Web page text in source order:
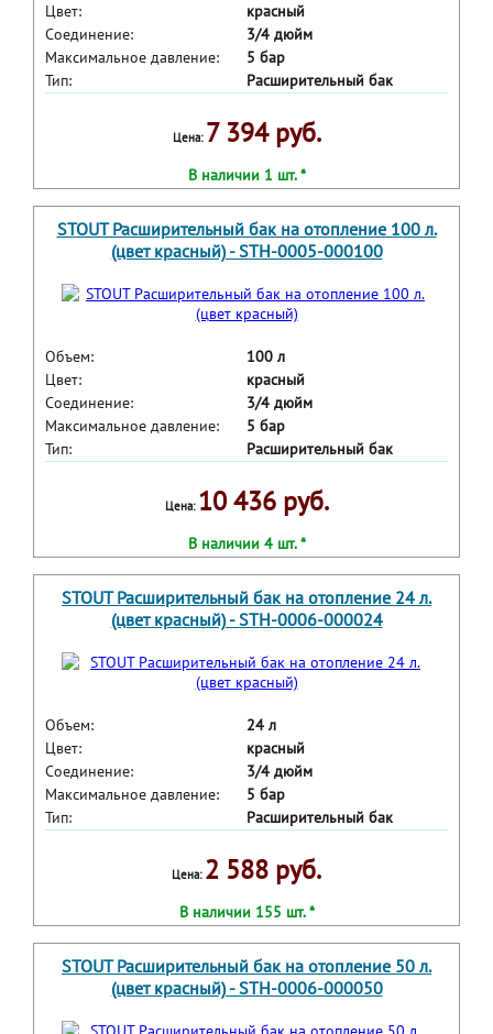
Цвет:
красный
Соединение:
3/4 дюйм
Максимальное давление:
5 бар
Тип:
Расширительный бак
Цена: 7 394 руб.
В наличии 1 шт. *
STOUT Расширительный бак на отопление 100 л.
(цвет красный) - STH-0005-000100
Объем:
100 л
Цвет:
красный
Соединение:
3/4 дюйм
Максимальное давление:
5 бар
Тип:
Расширительный бак
Цена: 10 436 руб.
В наличии 4 шт. *
STOUT Расширительный бак на отопление 24 л.
(цвет красный) - STH-0006-000024
Объем:
24 л
Цвет:
красный
Соединение:
3/4 дюйм
Максимальное давление:
5 бар
Тип:
Расширительный бак
Цена: 2 588 руб.
В наличии 155 шт. *
STOUT Расширительный бак на отопление 50 л.
(цвет красный) - STH-0006-000050